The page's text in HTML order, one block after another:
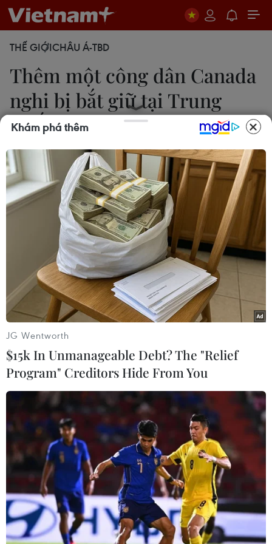
THẾ GIỚICHÂU Á-TBD
Thêm một công dân Canada
nghi bị bắt giữ tại Trung
Quốc
13/12/2018 00:30
Một công dân thứ hai của Canada có thể đã bị
chính quyền Trung Quốc bắt giữ và Ottawa đang
nỗ lực tìm kiếm công dân này.
Michael Kovrig - một cựu cán bộ ngoại giao Canada tại Trung
Quốc. (Nguồn: thestar.com)
Ngoại trưởng Canada Chrystia Freeland ngày
12/12 cho biết một công dân thứ hai của Canada
có thể đã bị chính quyền Trung Quốc bắt giữ và
Ottawa đang nỗ lực tìm kiếm công dân này.
Khám phá thêm
JG Wentworth
$15k In Unmanageable Debt? The "Relief
Program" Creditors Hide From You